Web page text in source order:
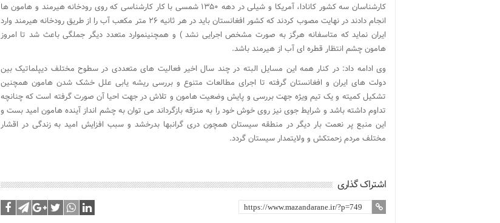
کارشناسان سه کشور کانادا، آمریکا و شیلی در دهه ۱۳۵۰ شمسی با کار کارشناسی که روی رودخانه هیرمند و هامون ها
انجام دادند در نهایت مصوب کردند که کشور افغانستان باید در هر ثانیه ۲۶ متر مکعب آب را از طریق رودخانه هیرمند وارد
ایران نماید که متاسفانه هرگز به صورت مشخص اجرایی نشد ) و همچنینموارد متعدد دیگر جملگی باعث شد تا امروز
هامون چشم انتظار قطره ای آب از هیرمند باشد.
وی ادامه داد: در کنار همه این مسایل البته در چند سال اخیر فعالیت های متعددی در سطوح مختلف دیپلماتیک بین
دولت های ایران و افغانستان گرفته تا اجرای مطالعات متنوع و بررسی ریشه یابی علل خشک شدن هامون همچنین
تشکیل کمیته و یک تیم ویژه جهت بررسی و پایش وضعیت هامون و تلاش در جهت احیا آن صورت گرفته است که چنانچه
تداوم داشته باشد و شرایط جوی نیز روی خوش خود را به منزقه بازگرداند می توان به چشم انداز آینده هامون امید بست و
این منبع پر نعمت بار دیگر در منطقه سیستان همچون دری گرانبها بدرخشد و سبب افزایش امید به زندگی در اقشار
مختلف مردم زحمتکش و ولایتمدار سیستان گردد.
اشتراک گذاری